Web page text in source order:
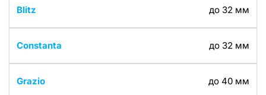
до 32 мм
до 32 мм
до 40 мм